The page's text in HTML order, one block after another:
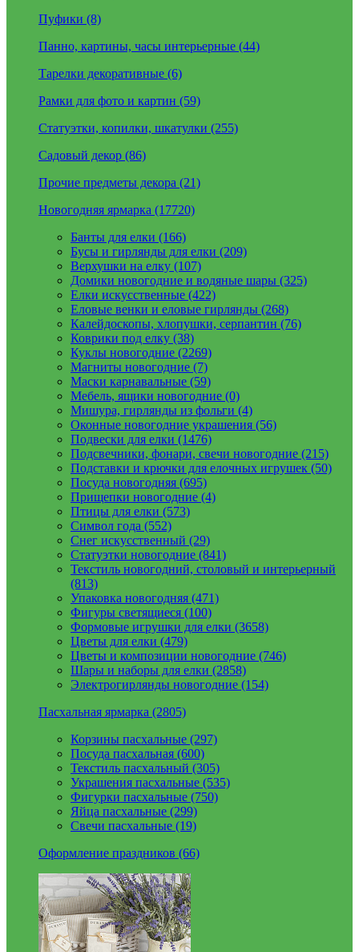
Пуфики (8)
Панно, картины, часы интерьерные (44)
Тарелки декоративные (6)
Рамки для фото и картин (59)
Статуэтки, копилки, шкатулки (255)
Садовый декор (86)
Прочие предметы декора (21)
Новогодняя ярмарка (17720)
Банты для елки (166)
Бусы и гирлянды для елки (209)
Верхушки на елку (107)
Домики новогодние и водяные шары (325)
Елки искусственные (422)
Еловые венки и еловые гирлянды (268)
Калейдоскопы, хлопушки, серпантин (76)
Коврики под елку (38)
Куклы новогодние (2269)
Магниты новогодние (7)
Маски карнавальные (59)
Мебель, ящики новогодние (0)
Мишура, гирлянды из фольги (4)
Оконные новогодние украшения (56)
Подвески для елки (1476)
Подсвечники, фонари, свечи новогодние (215)
Подставки и крючки для елочных игрушек (50)
Посуда новогодняя (695)
Прищепки новогодние (4)
Птицы для елки (573)
Символ года (552)
Снег искусственный (29)
Статуэтки новогодние (841)
Текстиль новогодний, столовый и интерьерный
(813)
Упаковка новогодняя (471)
Фигуры светящиеся (100)
Формовые игрушки для елки (3658)
Цветы для елки (479)
Цветы и композиции новогодние (746)
Шары и наборы для елки (2858)
Электрогирлянды новогодние (154)
Пасхальная ярмарка (2805)
Корзины пасхальные (297)
Посуда пасхальная (600)
Текстиль пасхальный (305)
Украшения пасхальные (535)
Фигурки пасхальные (750)
Яйца пасхальные (299)
Свечи пасхальные (19)
Оформление праздников (66)